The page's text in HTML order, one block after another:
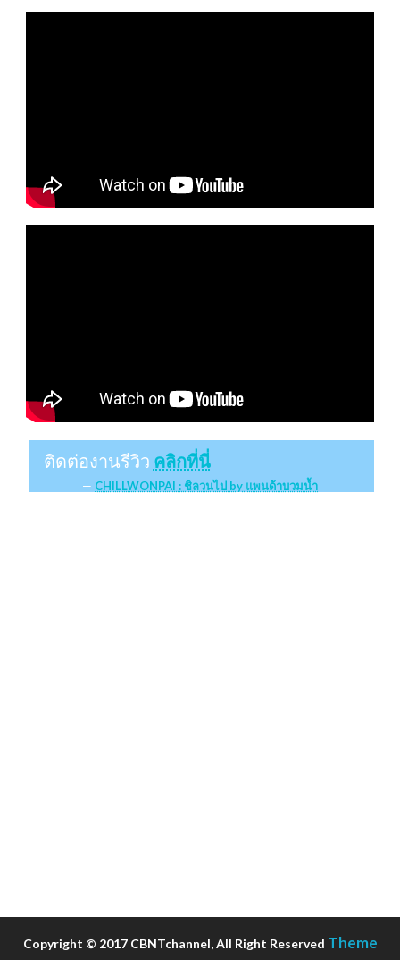
ติดต่องานรีวิว คลิกที่นี่
CHILLWONPAI : ชิลวนไป by แพนด้าบวมน้ำ
Copyright © 2017 CBNTchannel, All Right Reserved Theme